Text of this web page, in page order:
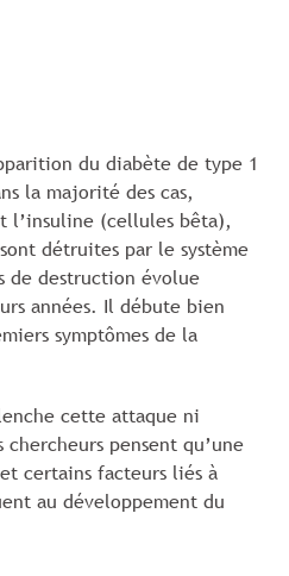
du diabète de type 1
la majorité des cas,
l’insuline (cellules bêta),
détruites par le système
de destruction évolue
années. Il débute bien
symptômes de la
cette attaque ni
pensent qu’une
certains facteurs liés à
au développement du